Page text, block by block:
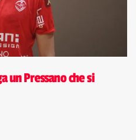
un Pressano che si